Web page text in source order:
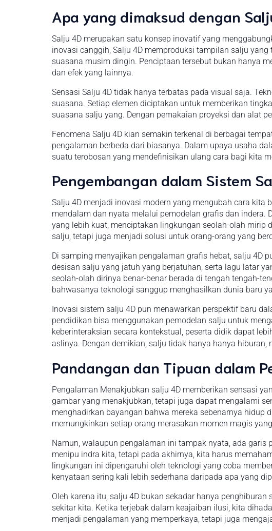
Apa yang dimaksud dengan
Salju 4D merupakan satu konsep inovatif yang
inovasi canggih, Salju 4D memproduksi tampilan salju
suasana musim dingin. Penciptaan tersebut bukan hanya
dan efek yang lainnya.
Sensasi Salju 4D tidak hanya terbatas pada visual saja.
suasana. Setiap elemen diciptakan untuk memberikan
suasana salju yang. Dengan pemakaian proyeksi dan alat
Fenomena Salju 4D kian semakin terkenal di berbagai
pengalaman berbeda dari biasanya. Dalam upaya usaha
suatu terobosan yang mendefinisikan ulang cara bagi kita
Pengembangan dalam Sistem
Salju 4D menjadi inovasi modern yang mengubah cara kita
mendalam dan nyata melalui pemodelan grafis dan indera.
yang lebih kuat, menciptakan lingkungan seolah-olah
salju, tetapi juga menjadi solusi untuk orang-orang yang
Di samping menyajikan pengalaman grafis hebat, salju 4D
desisan salju yang jatuh yang berjatuhan, serta lagu latar
seolah-olah dirinya benar-benar berada di tengah tengah-
bahwasanya teknologi sanggup menghasilkan dunia baru
Inovasi sistem salju 4D pun menawarkan perspektif baru
pendidikan bisa menggunakan pemodelan salju untuk
keberinteraksian secara kontekstual, peserta didik dapat
aslinya. Dengan demikian, salju tidak hanya hanya
Pandangan dan Tipuan dalam
Pengalaman Menakjubkan salju 4D memberikan sensasi
gambar yang menakjubkan, tetapi juga dapat mengalami
menghadirkan bayangan bahwa mereka sebenarnya hidup
memungkinkan setiap orang merasakan momen magis
Namun, walaupun pengalaman ini tampak nyata, ada
menipu indra kita, tetapi pada akhirnya, kita harus
lingkungan ini dipengaruhi oleh teknologi yang coba
kenyataan sering kali lebih sederhana daripada apa yang
Oleh karena itu, salju 4D bukan sekadar hanya
sekitar kita. Ketika terjebak dalam keajaiban ilusi, kita
menjadi pengalaman yang memperkaya, tetapi juga